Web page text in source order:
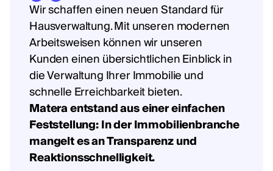
Wir schaffen einen neuen Standard für
Hausverwaltung. Mit unseren modernen
Arbeitsweisen können wir unseren
Kunden einen übersichtlichen Einblick in
die Verwaltung Ihrer Immobilie und
schnelle Erreichbarkeit bieten.
Matera entstand aus einer einfachen
Feststellung: In der Immobilienbranche
mangelt es an Transparenz und
Reaktionsschnelligkeit.